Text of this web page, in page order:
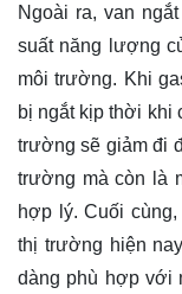
Ngoài ra, van
suất năng lượng
môi trường. Khi
bị ngắt kịp thời khi
trường sẽ giảm đi
trường mà còn là
hợp lý. Cuối
thị trường hiện
dàng phù hợp với